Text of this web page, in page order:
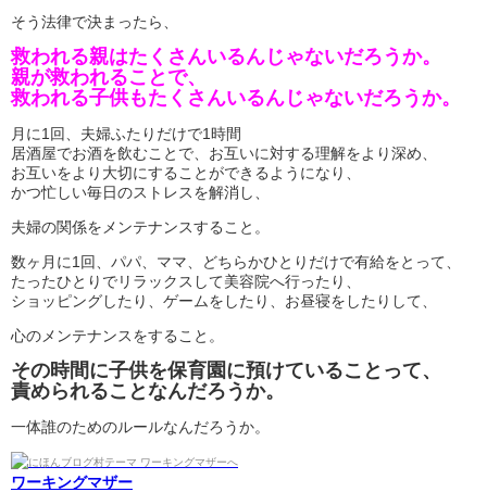
そう法律で決まったら、
救われる親はたくさんいるんじゃないだろうか。
親が救われることで、
救われる子供もたくさんいるんじゃないだろうか。
月に1回、夫婦ふたりだけで1時間
居酒屋でお酒を飲むことで、お互いに対する理解をより深め、
お互いをより大切にすることができるようになり、
かつ忙しい毎日のストレスを解消し、
夫婦の関係をメンテナンスすること。
数ヶ月に1回、パパ、ママ、どちらかひとりだけで有給をとって、
たったひとりでリラックスして美容院へ行ったり、
ショッピングしたり、ゲームをしたり、お昼寝をしたりして、
心のメンテナンスをすること。
その時間に子供を保育園に預けていることって、
責められることなんだろうか。
一体誰のためのルールなんだろうか。
ワーキングマザー